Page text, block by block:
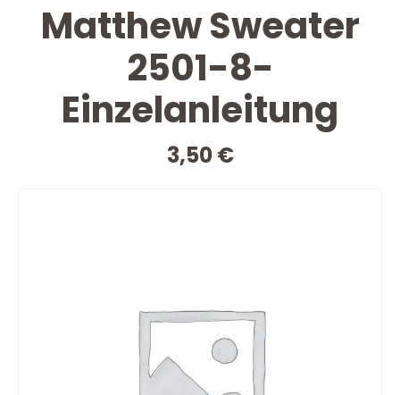
Matthew Sweater
2501-8-
Einzelanleitung
3,50€